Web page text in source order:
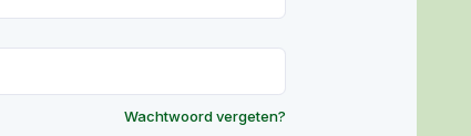
Wachtwoord vergeten?